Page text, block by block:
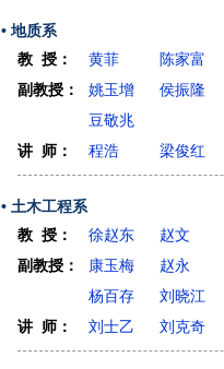
• 地质系
教 授：
黄菲
陈家富
副教授：
姚玉增 侯振隆
豆敬兆
讲 师：
程浩 梁俊红
• 土木工程系
教 授：
徐赵东 赵文
副教授：
康玉梅 赵永
杨百存
刘晓江
讲 师：
刘士乙 刘克奇